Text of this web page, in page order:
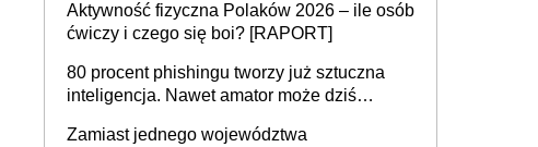
rozstrzygać sprawy
Aktywność fizyczna Polaków 2026 – ile osób
ćwiczy i czego się boi? [RAPORT]
80 procent phishingu tworzy już sztuczna
inteligencja. Nawet amator może dziś
Zamiast jednego województwa